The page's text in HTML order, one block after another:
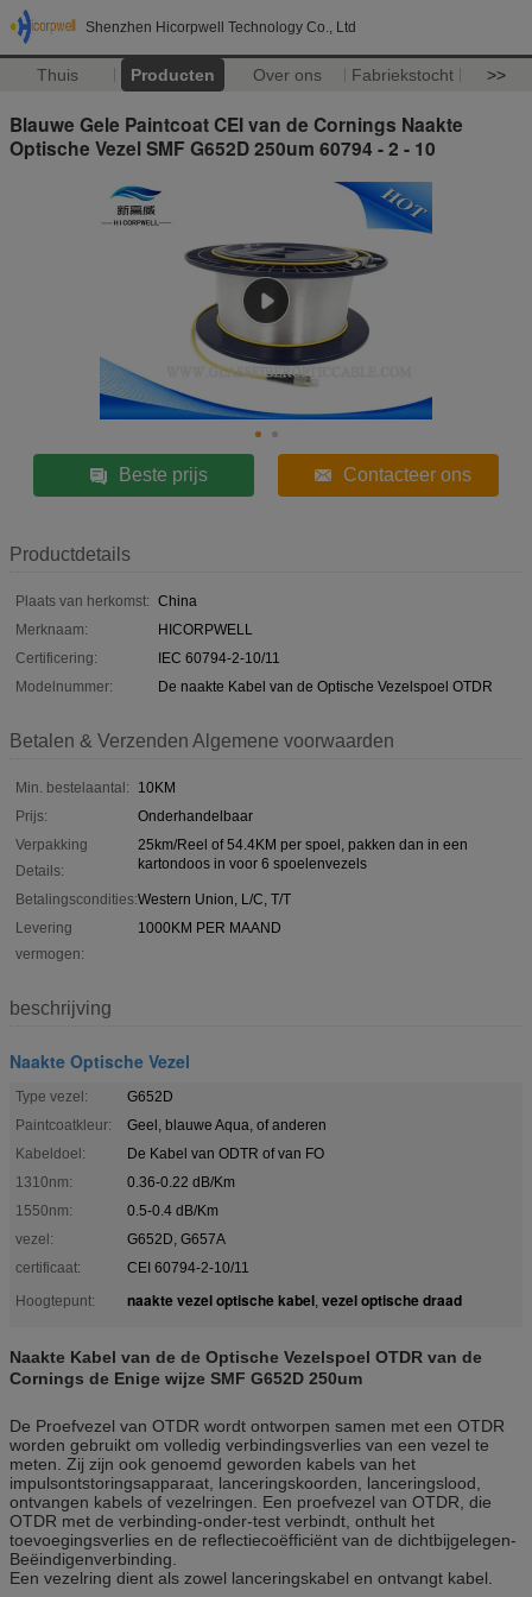
Shenzhen Hicorpwell Technology Co., Ltd
Thuis Producten Over ons Fabriekstocht >>
Blauwe Gele Paintcoat CEI van de Cornings Naakte
Optische Vezel SMF G652D 250um 60794 - 2 - 10
Beste prijs Contacteer ons
Productdetails
Plaats van herkomst: China
Merknaam:
HICORPWELL
Certificering:
IEC 60794-2-10/11
Modelnummer:
De naakte Kabel van de Optische Vezelspoel OTDR
Betalen & Verzenden Algemene voorwaarden
Min. bestelaantal:
10KM
Prijs:
Onderhandelbaar
Verpakking
Details:
25km/Reel of 54.4KM per spoel, pakken dan in een
kartondoos in voor 6 spoelenvezels
Betalingscondities:Western Union, L/C, T/T
Levering
vermogen:
1000KM PER MAAND
beschrijving
Naakte Optische Vezel
Type vezel:
G652D
Paintcoatkleur:
Geel, blauwe Aqua, of anderen
Kabeldoel:
De Kabel van ODTR of van FO
1310nm:
0.36-0.22 dB/Km
1550nm:
0.5-0.4 dB/Km
vezel:
G652D, G657A
certificaat:
CEI 60794-2-10/11
Hoogtepunt:
naakte vezel optische kabel, vezel optische draad
Naakte Kabel van de de Optische Vezelspoel OTDR van de
Cornings de Enige wijze SMF G652D 250um
De Proefvezel van OTDR wordt ontworpen samen met een OTDR
worden gebruikt om volledig verbindingsverlies van een vezel te
meten. Zij zijn ook genoemd geworden kabels van het
impulsontstoringsapparaat, lanceringskoorden, lanceringslood,
ontvangen kabels of vezelringen. Een proefvezel van OTDR, die
OTDR met de verbinding-onder-test verbindt, onthult het
toevoegingsverlies en de reflectiecoëfficiënt van de dichtbijgelegen-
Beëindigenverbinding.
Een vezelring dient als zowel lanceringskabel en ontvangt kabel.